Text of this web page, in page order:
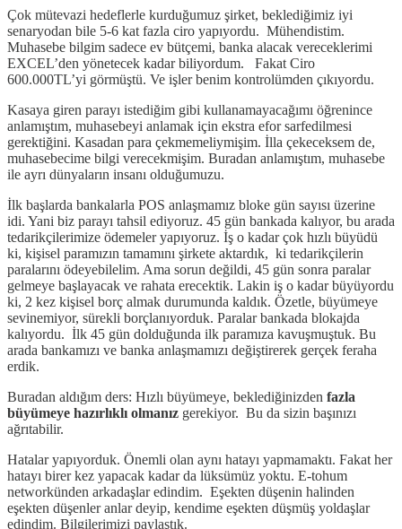
Çok mütevazi hedeflerle kurduğumuz şirket, beklediğimiz iyi
senaryodan bile 5-6 kat fazla ciro yapıyordu. Mühendistim.
Muhasebe bilgim sadece ev bütçemi, banka alacak vereceklerimi
EXCEL’den yönetecek kadar biliyordum. Fakat Ciro
600.000TL’yi görmüştü. Ve işler benim kontrolümden çıkıyordu.
Kasaya giren parayı istediğim gibi kullanamayacağımı öğrenince
anlamıştım, muhasebeyi anlamak için ekstra efor sarfedilmesi
gerektiğini. Kasadan para çekmemeliymişim. İlla çekeceksem de,
muhasebecime bilgi verecekmişim. Buradan anlamıştım, muhasebe
ile ayrı dünyaların insanı olduğumuzu.
İlk başlarda bankalarla POS anlaşmamız bloke gün sayısı üzerine
idi. Yani biz parayı tahsil ediyoruz. 45 gün bankada kalıyor, bu arada
tedarikçilerimize ödemeler yapıyoruz. İş o kadar çok hızlı büyüdü
ki, kişisel paramızın tamamını şirkete aktardık, ki tedarikçilerin
paralarını ödeyebilelim. Ama sorun değildi, 45 gün sonra paralar
gelmeye başlayacak ve rahata erecektik. Lakin iş o kadar büyüyordu
ki, 2 kez kişisel borç almak durumunda kaldık. Özetle, büyümeye
sevinemiyor, sürekli borçlanıyorduk. Paralar bankada blokajda
kalıyordu. İlk 45 gün dolduğunda ilk paramıza kavuşmuştuk. Bu
arada bankamızı ve banka anlaşmamızı değiştirerek gerçek feraha
erdik.
Buradan aldığım ders: Hızlı büyümeye, beklediğinizden fazla
büyümeye hazırlıklı olmanız gerekiyor. Bu da sizin başınızı
ağrıtabilir.
Hatalar yapıyorduk. Önemli olan aynı hatayı yapmamaktı. Fakat her
hatayı birer kez yapacak kadar da lüksümüz yoktu. E-tohum
networkünden arkadaşlar edindim. Eşekten düşenin halinden
eşekten düşenler anlar deyip, kendime eşekten düşmüş yoldaşlar
edindim. Bilgilerimizi paylaştık.